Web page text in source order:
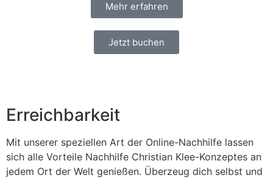
Mehr erfahren
Jetzt buchen
Erreichbarkeit
Mit unserer speziellen Art der Online-Nachhilfe lassen
sich alle Vorteile Nachhilfe Christian Klee-Konzeptes an
jedem Ort der Welt genießen. Überzeug dich selbst und